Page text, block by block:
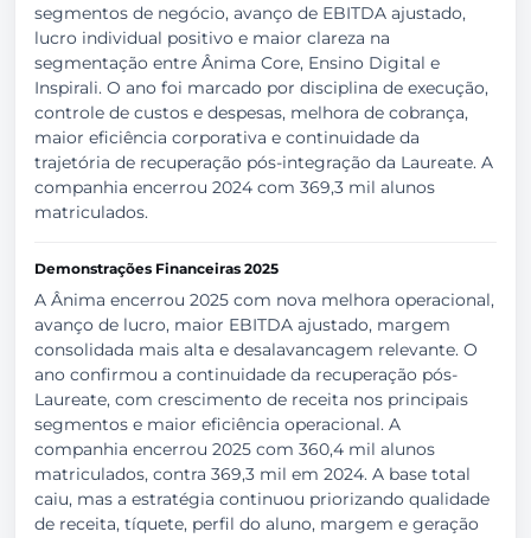
segmentos de negócio, avanço de EBITDA ajustado,
lucro individual positivo e maior clareza na
segmentação entre Ânima Core, Ensino Digital e
Inspirali. O ano foi marcado por disciplina de execução,
controle de custos e despesas, melhora de cobrança,
maior eficiência corporativa e continuidade da
trajetória de recuperação pós-integração da Laureate. A
companhia encerrou 2024 com 369,3 mil alunos
matriculados.
Demonstrações Financeiras 2025
A Ânima encerrou 2025 com nova melhora operacional,
avanço de lucro, maior EBITDA ajustado, margem
consolidada mais alta e desalavancagem relevante. O
ano confirmou a continuidade da recuperação pós-
Laureate, com crescimento de receita nos principais
segmentos e maior eficiência operacional. A
companhia encerrou 2025 com 360,4 mil alunos
matriculados, contra 369,3 mil em 2024. A base total
caiu, mas a estratégia continuou priorizando qualidade
de receita, tíquete, perfil do aluno, margem e geração